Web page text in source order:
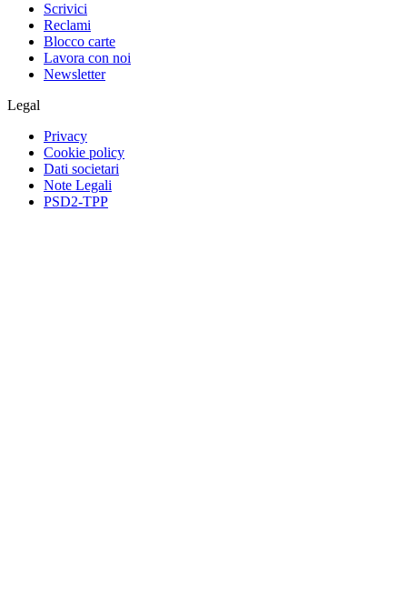
Scrivici
Reclami
Blocco carte
Lavora con noi
Newsletter
Legal
Privacy
Cookie policy
Dati societari
Note Legali
PSD2-TPP